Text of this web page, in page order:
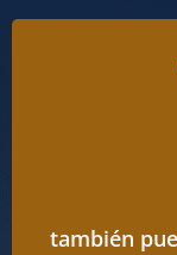
también